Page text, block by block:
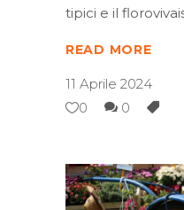
tipici e il
READ MORE
11 Aprile 2024
0
0